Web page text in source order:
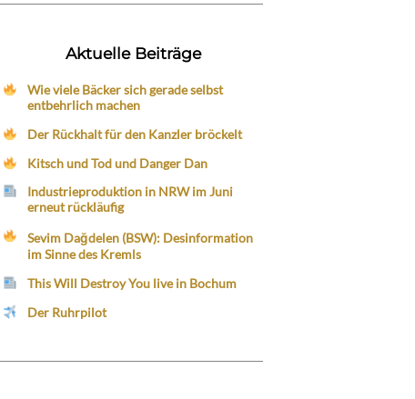
Aktuelle Beiträge
Wie viele Bäcker sich gerade selbst
entbehrlich machen
Der Rückhalt für den Kanzler bröckelt
Kitsch und Tod und Danger Dan
Industrieproduktion in NRW im Juni
erneut rückläufig
Sevim Dağdelen (BSW): Desinformation
im Sinne des Kremls
This Will Destroy You live in Bochum
Der Ruhrpilot